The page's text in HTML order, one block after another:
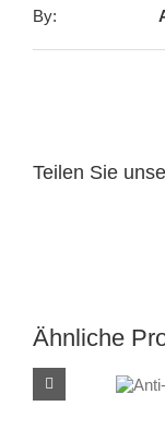
By:
Teilen Sie
Ähnliche